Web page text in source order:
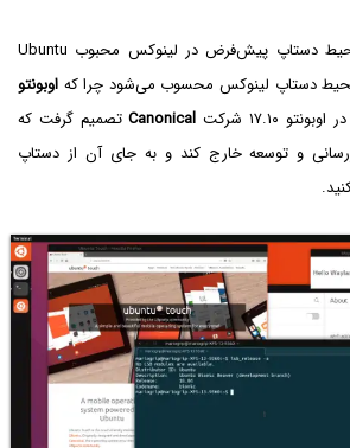
دستاپ لینوکس محسوب می‌شود چرا که اوبونتو
۱۷.۱۰ شرکت
Canonicalتصمیم گرفت که
و توسعه خارج کند و به جای آن از دستاپ